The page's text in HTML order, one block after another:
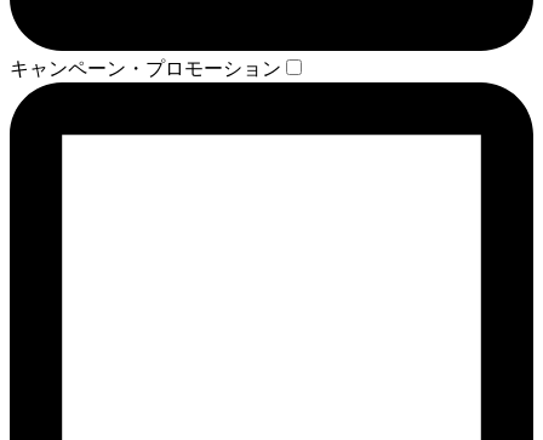
キャンペーン・プロモーション